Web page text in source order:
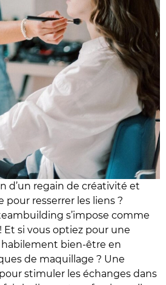
d’un regain de créativité et
pour resserrer les liens ?
s’impose comme
Et si vous optiez pour une
bien-être en
de maquillage ? Une
stimuler les échanges dans